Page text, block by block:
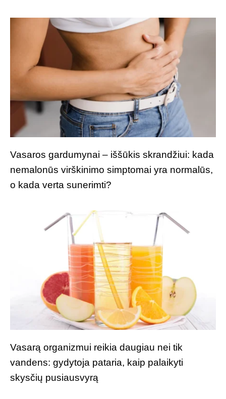
Vasaros gardumynai – iššūkis skrandžiui: kada
nemalonūs virškinimo simptomai yra normalūs,
o kada verta sunerimti?
Vasarą organizmui reikia daugiau nei tik
vandens: gydytoja pataria, kaip palaikyti
skysčių pusiausvyrą